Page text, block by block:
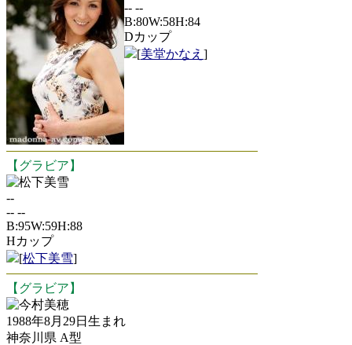
-- --
B:80W:58H:84
Dカップ
[美堂かなえ ]
【グラビア】
松下美雪
--
-- --
B:95W:59H:88
Hカップ
[松下美雪]
【グラビア】
今村美穂
1988年8月29日生まれ
神奈川県 A型